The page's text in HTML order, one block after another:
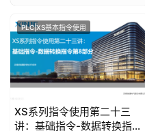
PLC|XS基本指令使用
XS系列指令使用第二十三
讲：基础指令-数据转换指令